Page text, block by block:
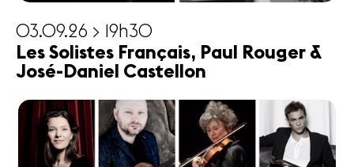
03.09.26 > 19h30
Les Solistes Français, Paul Rouger &
José-Daniel Castellon